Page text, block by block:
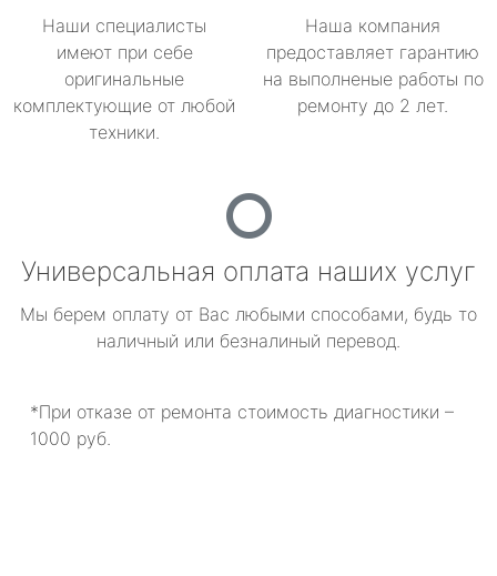
Наши специалисты
имеют при себе
оригинальные
комплектующие от любой
техники.
Наша компания
предоставляет гарантию
на выполненые работы по
ремонту до 2 лет.
Универсальная оплата наших услуг
Мы берем оплату от Вас любыми способами, будь то
наличный или безналиный перевод.
*При отказе от ремонта стоимость диагностики –
1000 руб.